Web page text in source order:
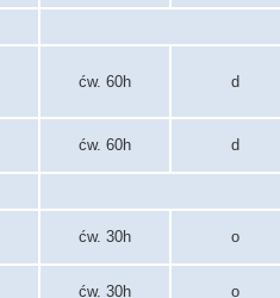
ćw. 60h d
ćw. 60h d
ćw. 30h o
ćw. 30h o